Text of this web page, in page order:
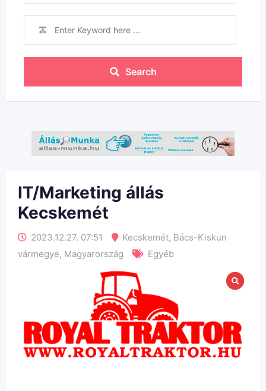
Search
IT/Marketing állás
Kecskemét
2023.12.27. 07:51 Kecskemét, Bács-Kiskun
vármegye, Magyarország Egyéb